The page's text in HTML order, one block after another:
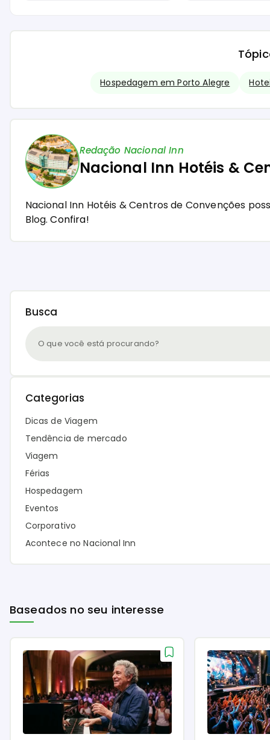
Hospedagem em Porto Alegre
Redação Nacional Inn
Nacional Inn Hotéis &
Nacional Inn Hotéis & Centros de Convenções
Blog.Confira!
Busca
Categorias
Dicas de Viagem
Tendência de mercado
Viagem
Férias
Hospedagem
Eventos
Corporativo
Acontece no Nacional Inn
Baseados no seu interesse